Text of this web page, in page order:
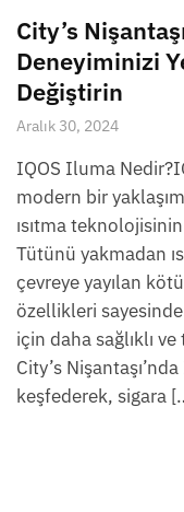
City’s
Deneyiminizi
Değiştirin
Aralık 30, 2024
IQOS Iluma
modern bir
ısıtma
Tütünü yakmadan
çevreye yayılan
özellikleri
için daha sağlıklı
City’s
keşfederek, sigara